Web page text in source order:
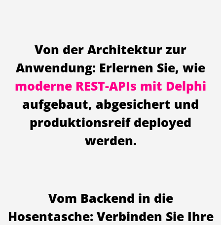
Von der Architektur zur
Anwendung: Erlernen Sie, wie
moderne REST-APIs mit Delphi
aufgebaut, abgesichert und
produktionsreif deployed
werden.
Vom Backend in die
Hosentasche: Verbinden Sie Ihre